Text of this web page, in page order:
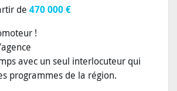
de 470 000 €
!
avec un seul interlocuteur qui
programmes de la région.